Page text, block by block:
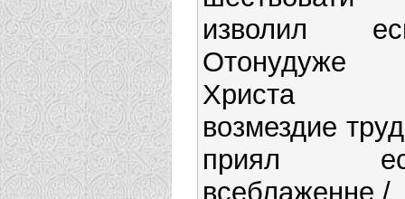
изволил
Христа
возмездие
приял
всеблаженне,/